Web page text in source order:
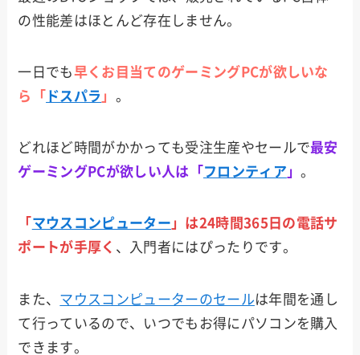
コム
MSI
の性能差はほとんど存在しません。
一日でも早くお目当てのゲーミングPCが欲しいな
ら「
ドスパラ 」 。
どれほど時間がかかっても受注生産やセールで最安
ゲーミングPCが欲しい人は「 フロンティア 」。
「 マウスコンピューター 」は24時間365日の電話サ
ポートが手厚く 、入門者にはぴったりです。
また、 マウスコンピューターのセールは年間を通し
て行っているので、いつでもお得にパソコンを購入
できます。